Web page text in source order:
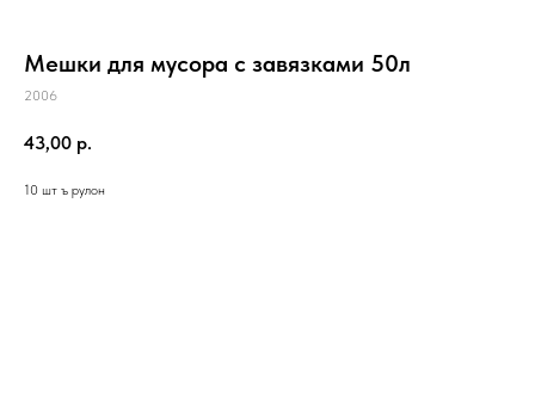
Мешки для мусора с завязками 50л
2006
43,00 р.
10 шт ъ рулон